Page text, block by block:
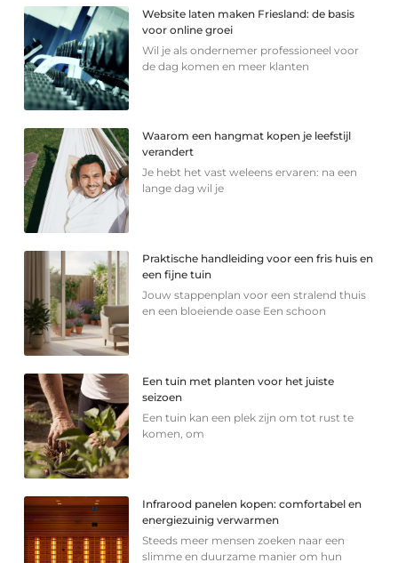
Website laten maken Friesland: de basis
voor online groei
Wil je als ondernemer professioneel voor
de dag komen en meer klanten
Waarom een hangmat kopen je leefstijl
verandert
Je hebt het vast weleens ervaren: na een
lange dag wil je
Praktische handleiding voor een fris huis en
een fijne tuin
Jouw stappenplan voor een stralend thuis
en een bloeiende oase Een schoon
Een tuin met planten voor het juiste
seizoen
Een tuin kan een plek zijn om tot rust te
komen, om
Infrarood panelen kopen: comfortabel en
energiezuinig verwarmen
Steeds meer mensen zoeken naar een
slimme en duurzame manier om hun